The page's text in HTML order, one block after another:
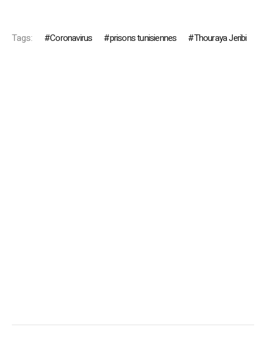
Tags: Coronavirus prisons tunisiennes Thouraya Jeribi